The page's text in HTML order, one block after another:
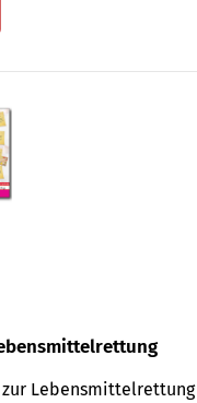
zur Lebensmittelrettung